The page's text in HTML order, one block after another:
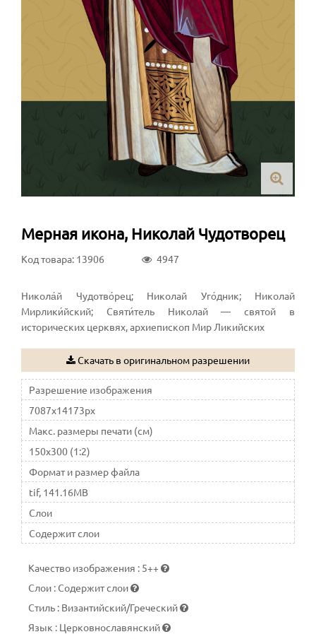
Мерная икона, Николай Чудотворец
Код товара: 13906 4947
Никола́й Чудотво́рец; Николай Уго́дник; Николай
Мирлики́йский; Святи́тель Николай — святой в
исторических церквях, архиепископ Мир Ликийских
Скачать в оригинальном разрешении
Разрешение изображения
7087x14173px
Макс. размеры печати (см)
150x300 (1:2)
Формат и размер файла
tif, 141.16MB
Слои
Содержит слои
Качество изображения : 5++
Слои :Содержит слои
Стиль : Византийский/Греческий
Язык : Церковнославянский